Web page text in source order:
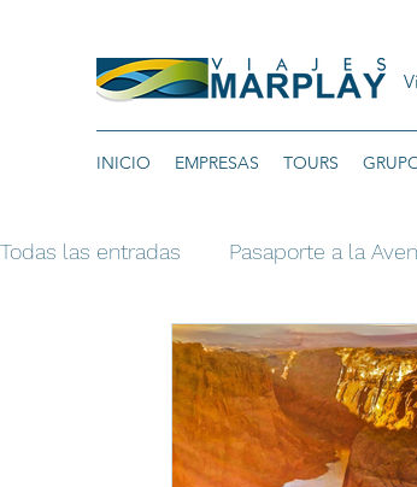
INICIO EMPRESAS TOURS
Todas las entradas Pasaporte a la